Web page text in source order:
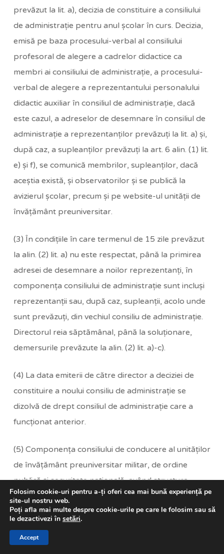
prevăzut la lit. a), decizia de constituire a consiliului
de administraţie pentru anul şcolar în curs. Decizia,
emisă pe baza procesului-verbal al consiliului
profesoral de alegere a cadrelor didactice ca
membri ai consiliului de administraţie, a procesului-
verbal de alegere a reprezentantului personalului
didactic auxiliar în consiliul de administraţie, dacă
este cazul, a adreselor de desemnare în consiliul de
administraţie a reprezentanţilor prevăzuţi la lit. a) şi,
după caz, a supleanţilor prevăzuţi la art. 6 alin. (1) lit.
e) şi f), se comunică membrilor, supleanţilor, dacă
aceştia există, şi observatorilor şi se publică la
avizierul şcolar, precum şi pe website-ul unităţii de
învăţământ preuniversitar.
(3) În condiţiile în care termenul de 15 zile prevăzut
la alin. (2) lit. a) nu este respectat, până la primirea
adresei de desemnare a noilor reprezentanţi, în
componenţa consiliului de administraţie sunt incluşi
reprezentanţii sau, după caz, supleanţii, acolo unde
sunt prevăzuţi, din vechiul consiliu de administraţie.
Directorul reia săptămânal, până la soluţionare,
demersurile prevăzute la alin. (2) lit. a)-c).
(4) La data emiterii de către director a deciziei de
constituire a noului consiliu de administraţie se
dizolvă de drept consiliul de administraţie care a
funcţionat anterior.
(5) Componenţa consiliului de conducere al unităţilor
de învăţământ preuniversitar militar, de ordine
publică şi securitate naţională, având structura
prevăzută la art. 4 alin. (2) lit. f), se stabileşte potrivit
precizărilor cu specific militar, de ordine publică şi
regulamente şi instrucţiuni proprii.
Folosim cookie-uri pentru a-ți oferi cea mai bună experiență pe
site-ul nostru web.
Poți afla mai multe despre cookie-urile pe care le folosim sau să
le dezactivezi în setări.
Accept